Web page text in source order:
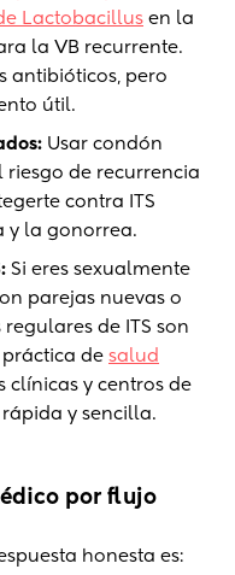
Lactobacillus en la
la VB recurrente.
antibióticos, pero
útil.
Usar condón
riesgo de recurrencia
contra ITS
y la gonorrea.
Si eres sexualmente
parejas nuevas o
de ITS son
de salud
clínicas y centros de
y sencilla.
por flujo
honesta es: